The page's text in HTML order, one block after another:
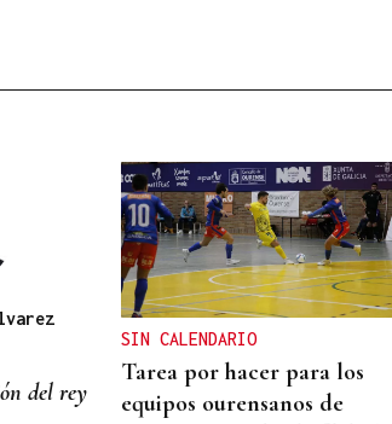
del rey
SIN CALENDARIO
Tarea por hacer para los
equipos ourensanos de